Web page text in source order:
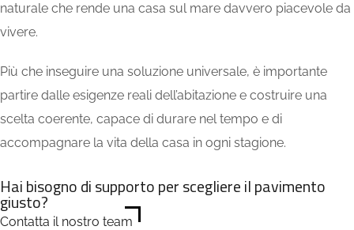
naturale che rende una casa sul mare davvero piacevole da
vivere.
Più che inseguire una soluzione universale, è importante
partire dalle esigenze reali dell’abitazione e costruire una
scelta coerente, capace di durare nel tempo e di
accompagnare la vita della casa in ogni stagione.
Hai bisogno di supporto per scegliere il pavimento
giusto?
Contatta il nostro team